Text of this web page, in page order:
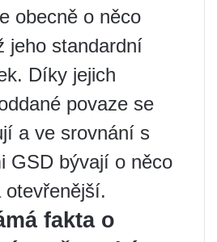
obecně o něco
jeho standardní
Díky jejich
povaze se
a ve srovnání s
GSD bývají o něco
fakta o